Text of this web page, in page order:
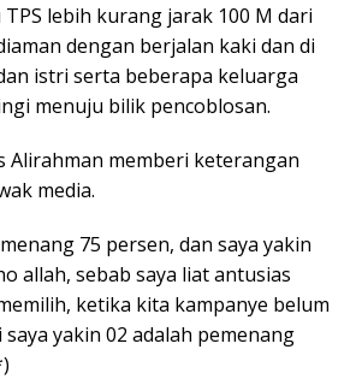
lebih kurang jarak 100 M dari
dengan berjalan kaki dan di
istri serta beberapa keluarga
menuju bilik pencoblosan.
Alirahman memberi keterangan
media.
75 persen, dan saya yakin
allah, sebab saya liat antusias
ketika kita kampanye belum
yakin 02 adalah pemenang